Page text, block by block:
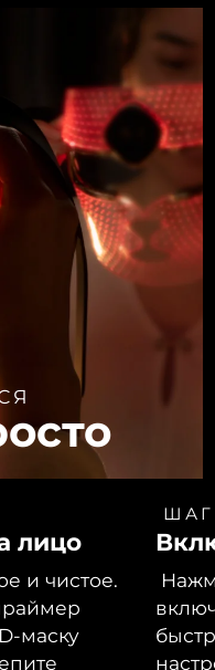
лицо
и чистое.
маску